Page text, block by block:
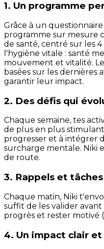
1. Un programme
Grâce à un
programme sur mesure
de santé, centré sur les 4
l'hygiène vitale : santé
mouvement et vitalité.
basées sur les dernières
garantir leur impact.
2. Des défis qui
Chaque semaine, tes
de plus en plus
progresser et à intégrer
surcharge mentale. Niki
de route.
3. Rappels et
Chaque matin, Niki
suffit de les valider
progrès et rester motivé
4. Un impact clair